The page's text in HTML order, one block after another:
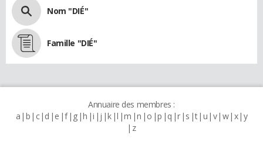
Nom "DIÉ"
Famille "DIÉ"
Annuaire des membres :
a b c d e f g h i j k l m n o p q r s t u v w x y
z